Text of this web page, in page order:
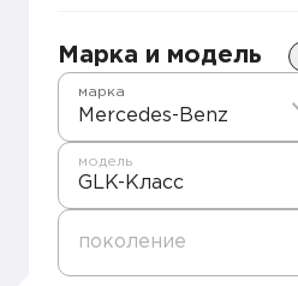
Марка и модель
Mercedes-Benz
марка
GLK-Класс
модель
поколение